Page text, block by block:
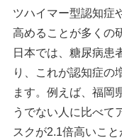
ツハイマー型認知症
高めることが多くの
日本では、糖尿病患
り、これが認知症の
ます。例えば、福岡
うでない人に比べて
スクが2.1倍高いこと